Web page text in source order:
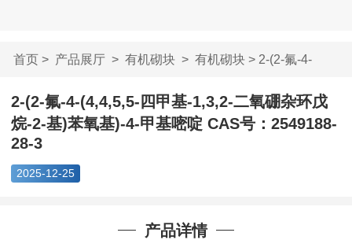
首页> 产品展厅> 有机砌块> 有机砌块> 2-(2-氟-4-
(4,4,5,5-四甲基-1,...
2-(2-氟-4-(4,4,5,5-四甲基-1,3,2-二氧硼杂环戊
烷-2-基)苯氧基)-4-甲基嘧啶 CAS号：2549188-
28-3
2025-12-25
产品详情